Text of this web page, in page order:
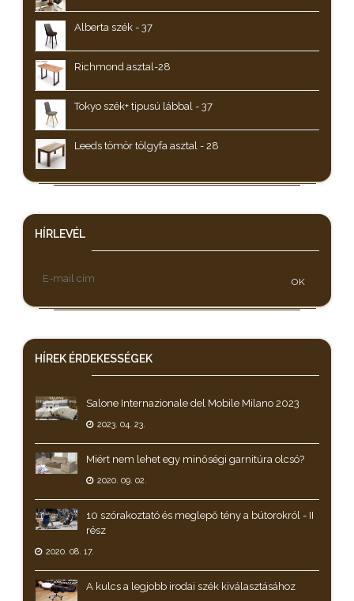
Alberta szék - 37
Richmond asztal-28
Tokyo szék+ tipusú lábbal - 37
Leeds tömör tölgyfa asztal - 28
HÍRLEVÉL
OK
HÍREK ÉRDEKESSÉGEK
Salone Internazionale del Mobile Milano 2023
2023. 04. 23.
Miért nem lehet egy minőségi garnitúra olcsó?
2020. 09. 02.
10 szórakoztató és meglepő tény a bútorokról - II
rész
2020. 08. 17.
A kulcs a legjobb irodai szék kiválasztásához